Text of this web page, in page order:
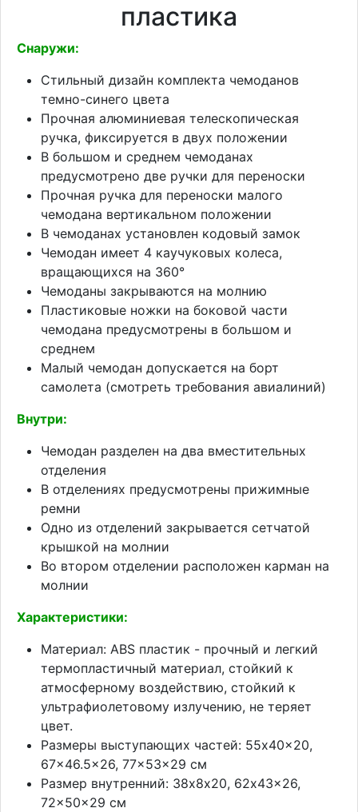
пластика
Снаружи:
Стильный дизайн комплекта чемоданов
темно-синего цвета
Прочная алюминиевая телескопическая
ручка, фиксируется в двух положении
В большом и среднем чемоданах
предусмотрено две ручки для переноски
Прочная ручка для переноски малого
чемодана вертикальном положении
В чемоданах установлен кодовый замок
Чемодан имеет 4 каучуковых колеса,
вращающихся на 360°
Чемоданы закрываются на молнию
Пластиковые ножки на боковой части
чемодана предусмотрены в большом и
среднем
Малый чемодан допускается на борт
самолета (смотреть требования авиалиний)
Внутри:
Чемодан разделен на два вместительных
отделения
В отделениях предусмотрены прижимные
ремни
Одно из отделений закрывается сетчатой
крышкой на молнии
Во втором отделении расположен карман на
молнии
Характеристики:
Материал: ABS пластик - прочный и легкий
термопластичный материал, стойкий к
атмосферному воздействию, стойкий к
ультрафиолетовому излучению, не теряет
цвет.
Размеры выступающих частей: 55x40x20,
67x46.5x26, 77x53x29 см
Размер внутренний: 38х8х20, 62x43x26,
72x50x29 см